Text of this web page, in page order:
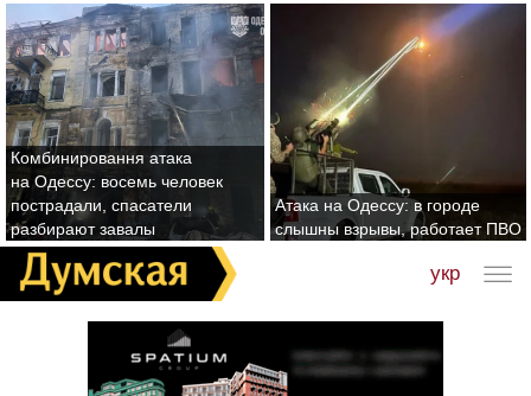
Комбинировання атака
на Одессу: восемь человек
пострадали, спасатели
разбирают завалы
Атака на Одессу: в городе
слышны взрывы, работает ПВО
укр